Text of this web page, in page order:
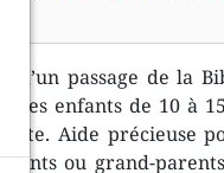
passage de la
enfants de 10 à
Aide précieuse
ou grand-